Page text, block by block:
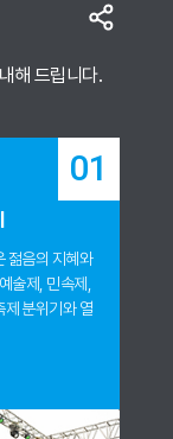
해 드립니다.
01
젊음의 지혜와
술제, 민속제,
제 분위기와 열